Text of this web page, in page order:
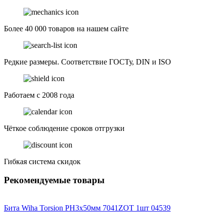
Более 40 000 товаров на нашем сайте
Редкие размеры. Соответствие ГОСТу, DIN и ISO
Работаем с 2008 года
Чёткое соблюдение сроков отгрузки
Гибкая система скидок
Рекомендуемые товары
Бита Wiha Torsion PH3х50мм 7041ZOT 1шт 04539